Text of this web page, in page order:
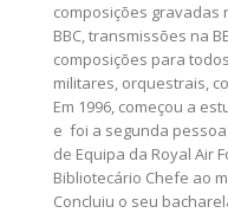
composições gravadas
BBC, transmissões na
composições para
militares, orquestrais,
Em 1996, começou a
e foi a segunda
de Equipa da Royal Air
Bibliotecário Chefe ao
Concluiu o seu